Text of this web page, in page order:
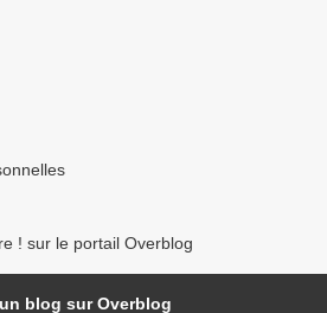
! sur le portail Overblog
blog sur Overblog